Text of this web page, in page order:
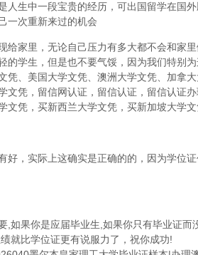
人生中一段宝贵的经历，可出国留学在国
一次重新来过的机会
给家里，无论自己压力有多大都不会和家
的学生，但是也不要气馁，因为我们特别
凭、美国大学文凭、澳洲大学文凭、加拿
文凭，留信网认证，留信认证，留信认证
文凭，买新西兰大学文凭，买新加坡大学
好，实际上这确实是正确的的，因为学位
,如果你是应届毕业生,如果你只有毕业证
就比学位证更有说服力了，祝你成功!